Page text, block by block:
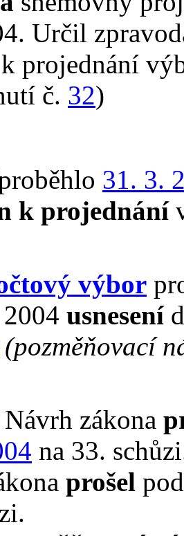
Určil
projednání
č. 32)
31. 3.
k projednání
výbor
usnesení
(pozměňovací
zákona
na 33.
prošel